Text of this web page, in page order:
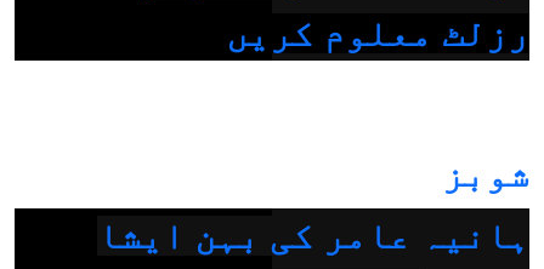
رزلٹ معلوم کریں
شوبز
ہانیہ عامر کی بہن ایشا